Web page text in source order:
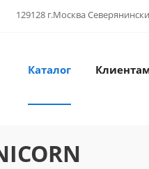
129128 г.Москва
Каталог